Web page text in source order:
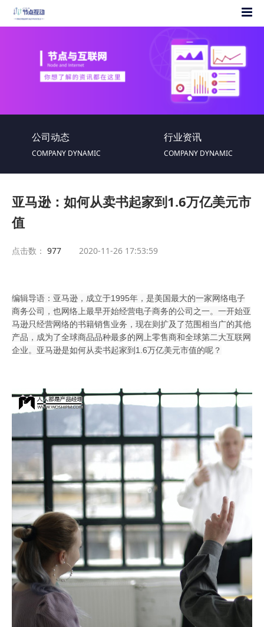
公司动态
COMPANY DYNAMIC
行业资讯
COMPANY DYNAMIC
亚马逊：如何从卖书起家到1.6万亿美元市
值
点击数： 977 2020-11-26 17:53:59
编辑导语：亚马逊，成立于1995年，是美国最大的一家网络电子
商务公司，也网络上最早开始经营电子商务的公司之一。一开始亚
马逊只经营网络的书籍销售业务，现在则扩及了范围相当广的其他
产品，成为了全球商品品种最多的网上零售商和全球第二大互联网
企业。亚马逊是如何从卖书起家到1.6万亿美元市值的呢？